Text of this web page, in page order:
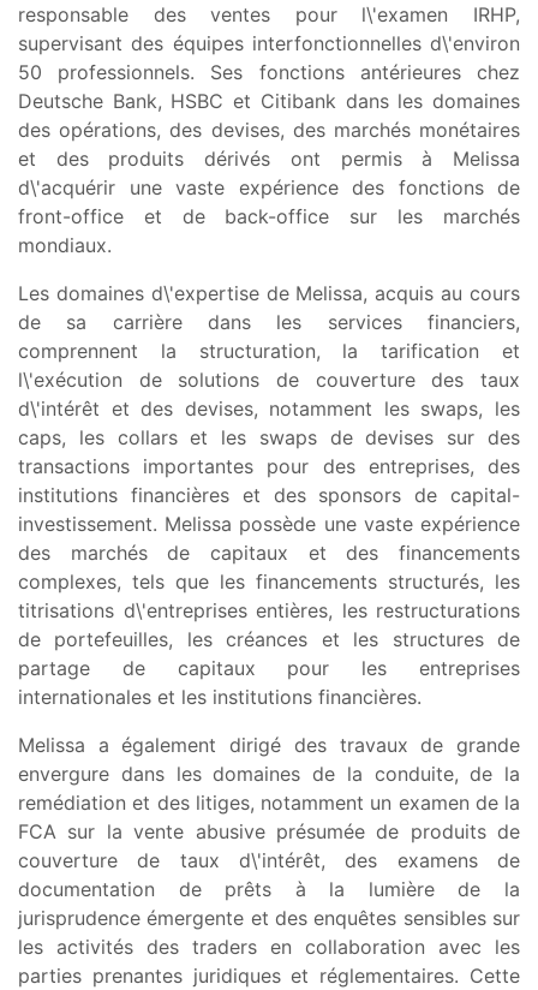
responsable des ventes pour l\'examen IRHP,
supervisant des équipes interfonctionnelles d\'environ
50 professionnels. Ses fonctions antérieures chez
Deutsche Bank, HSBC et Citibank dans les domaines
des opérations, des devises, des marchés monétaires
et des produits dérivés ont permis à Melissa
d\'acquérir une vaste expérience des fonctions de
front-office et de back-office sur les marchés
mondiaux.
Les domaines d\'expertise de Melissa, acquis au cours
de sa carrière dans les services financiers,
comprennent la structuration, la tarification et
l\'exécution de solutions de couverture des taux
d\'intérêt et des devises, notamment les swaps, les
caps, les collars et les swaps de devises sur des
transactions importantes pour des entreprises, des
institutions financières et des sponsors de capital-
investissement. Melissa possède une vaste expérience
des marchés de capitaux et des financements
complexes, tels que les financements structurés, les
titrisations d\'entreprises entières, les restructurations
de portefeuilles, les créances et les structures de
partage de capitaux pour les entreprises
internationales et les institutions financières.
Melissa a également dirigé des travaux de grande
envergure dans les domaines de la conduite, de la
remédiation et des litiges, notamment un examen de la
FCA sur la vente abusive présumée de produits de
couverture de taux d\'intérêt, des examens de
documentation de prêts à la lumière de la
jurisprudence émergente et des enquêtes sensibles sur
les activités des traders en collaboration avec les
parties prenantes juridiques et réglementaires. Cette